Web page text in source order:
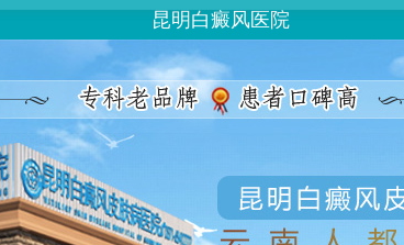
昆明白癜风医院